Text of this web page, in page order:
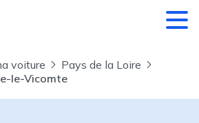
voiture
Pays de la Loire
le-Vicomte